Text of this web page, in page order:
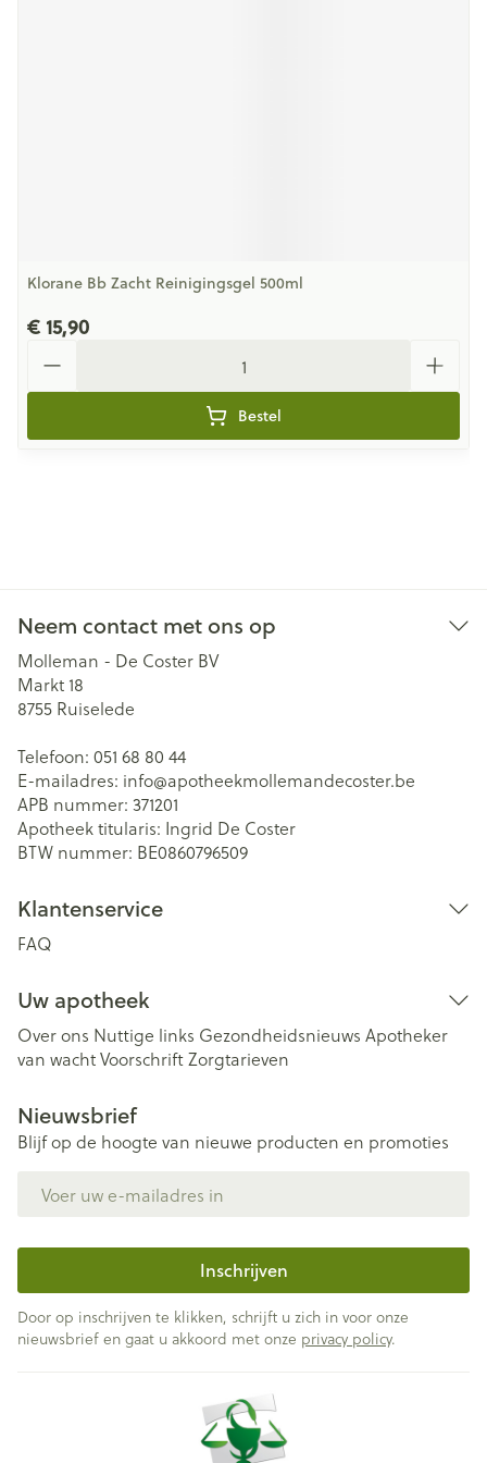
Klorane Bb Zacht Reinigingsgel 500ml
€ 15,90
Bestel
Neem contact met ons op
Molleman - De Coster BV
Markt 18
8755 Ruiselede
Telefoon: 051 68 80 44
E-mailadres: info@apotheekmollemandecoster.be
APB nummer: 371201
Apotheek titularis: Ingrid De Coster
BTW nummer: BE0860796509
Klantenservice
FAQ
Uw apotheek
Over ons Nuttige links Gezondheidsnieuws Apotheker
van wachtVoorschriftZorgtarieven
Nieuwsbrief
Blijf op de hoogte van nieuwe producten en promoties
Inschrijven
Door op inschrijven te klikken, schrijft u zich in voor onze
nieuwsbrief en gaat u akkoord met onze privacy policy.